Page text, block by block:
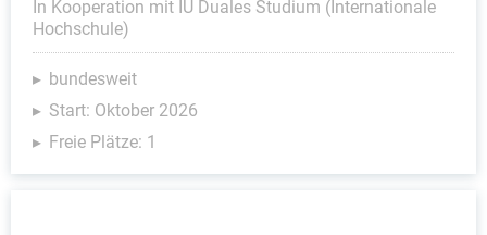
In Kooperation mit IU Duales Studium (Internationale
Hochschule)
bundesweit
Start: Oktober 2026
Freie Plätze: 1